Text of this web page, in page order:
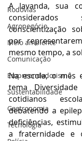
Rodovias
Agronegócio
Meio ambiente
Comunicação
Empreendedorismo
Sustentabilidade
Gastronomia
Tecnologia
A lavanda, sua
conscientização
por
mesmo tempo, a
Na escola, o mês
tema
cotidianos
debatendo a
deficiências,
a fraternidade e